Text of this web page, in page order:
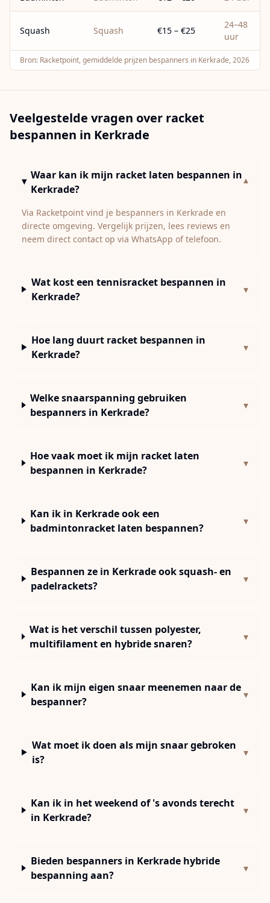
Squash Squash €15 – €25
24–48
uur
Bron: Racketpoint, gemiddelde prijzen bespanners in Kerkrade, 2026
Veelgestelde vragen over racket
bespannen in Kerkrade
Waar kan ik mijn racket laten bespannen in
Kerkrade?
▾
Via Racketpoint vind je bespanners in Kerkrade en
directe omgeving. Vergelijk prijzen, lees reviews en
neem direct contact op via WhatsApp of telefoon.
Wat kost een tennisracket bespannen in
Kerkrade?
▾
Hoe lang duurt racket bespannen in
Kerkrade?
▾
Welke snaarspanning gebruiken
bespanners in Kerkrade?
▾
Hoe vaak moet ik mijn racket laten
bespannen in Kerkrade?
▾
Kan ik in Kerkrade ook een
badmintonracket laten bespannen?
▾
Bespannen ze in Kerkrade ook squash- en
padelrackets?
▾
Wat is het verschil tussen polyester,
multifilament en hybride snaren?
▾
Kan ik mijn eigen snaar meenemen naar de
bespanner?
▾
Wat moet ik doen als mijn snaar gebroken
is?
▾
Kan ik in het weekend of 's avonds terecht
in Kerkrade?
▾
Bieden bespanners in Kerkrade hybride
bespanning aan?
▾